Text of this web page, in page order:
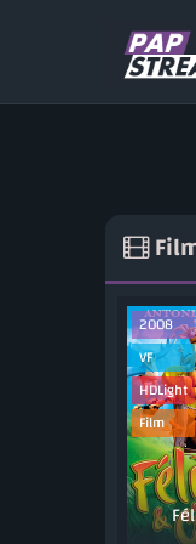
2008
VF
HDLight
Film